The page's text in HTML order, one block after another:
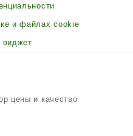
и файлах cookie
виджет
цены и качество